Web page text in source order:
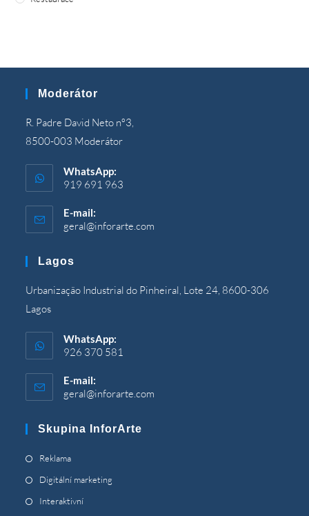
Moderátor
R. Padre David Neto nº3,
8500-003 Moderátor
WhatsApp:
919 691 963
E-mail:
geral@inforarte.com
Lagos
Urbanização Industrial do Pinheiral, Lote 24, 8600-306
Lagos
WhatsApp:
926 370 581
E-mail:
geral@inforarte.com
Skupina InforArte
ReklamaOtevře
se
Digitální marketing
InteraktivníOtevře